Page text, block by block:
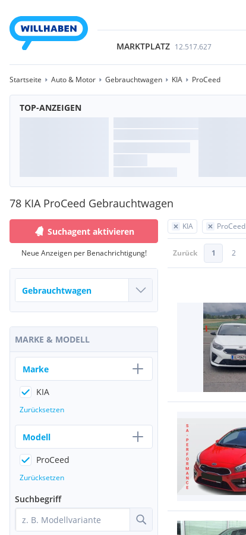
MARKTPLATZ 12.517.627
Startseite Auto & Motor Gebrauchtwagen KIA ProCeed
TOP-ANZEIGEN
78 KIA ProCeed Gebrauchtwagen
KIA ProCeed
Zurück 1 2
Suchagent aktivieren
Neue Anzeigen per Benachrichtigung!
MARKE & MODELL
Marke
KIA
Zurücksetzen
Modell
ProCeed
Zurücksetzen
Suchbegriff